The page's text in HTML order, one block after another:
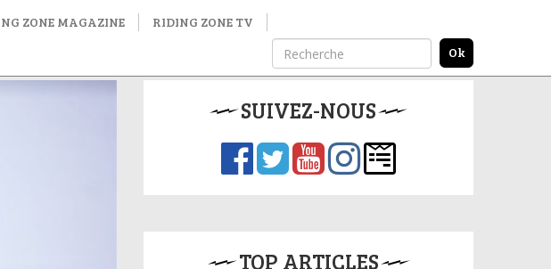
ZONE MAGAZINE RIDING ZONE TV
SUIVEZ-NOUS
TOP ARTICLES